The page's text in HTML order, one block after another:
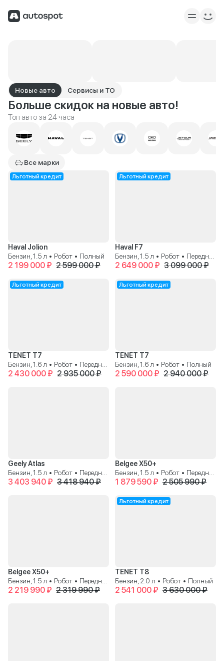
Новые авто Сервисы и ТО
Больше скидок на новые авто!
Топ авто за 24 часа
Все марки
Льготный кредит
Haval Jolion
Бензин, 1.5 л • Робот • Полный
2 199 000 ₽ 2 599 000 ₽
Льготный кредит
Haval F7
2 649 000 ₽ 3 099 000 ₽
Льготный кредит
TENET T7
2 430 000 ₽ 2 935 000 ₽
Льготный кредит
TENET T7
Бензин, 1.6 л • Робот • Полный
2 590 000 ₽ 2 940 000 ₽
Geely Atlas
3 403 940 ₽ 3 418 940 ₽
Belgee X50+
1 879 590 ₽ 2 505 990 ₽
Belgee X50+
2 219 990 ₽ 2 319 990 ₽
Льготный кредит
TENET T8
Бензин, 2.0 л • Робот • Полный
2 541 000 ₽ 3 630 000 ₽